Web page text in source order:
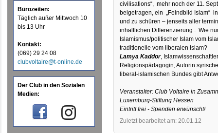
Bürozeiten:
Täglich außer Mittwoch 10
bis 13 Uhr
Kontakt:
(069) 29 24 08
clubvoltaire@t-online.de
Der Club in den Sozialen
Medien:
civilisations“, mehr noch der 11.
beigetragen, ein „Feindbild Islam“
und zu schüren – jenseits aller
inhaltlichen Differenzierung . Wie
Islamismus/politischer Islam vom
traditionelle vom liberalen Islam?
Lamya Kaddor,
Religionspädagogin, Autorin
liberal-islamischen Bundes gibt
Veranstalter: Club Voltaire in
Luxemburg-Stiftung Hessen
Eintritt frei - Spenden erwünscht!
Zuletzt bearbeitet am: 20.01.12